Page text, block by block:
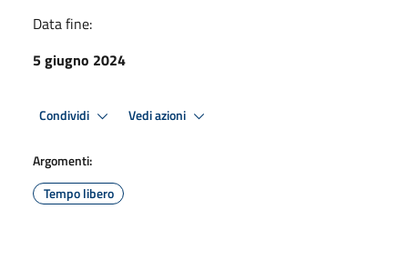
Data fine:
5 giugno 2024
Condividi Vedi azioni
Argomenti:
Tempo libero